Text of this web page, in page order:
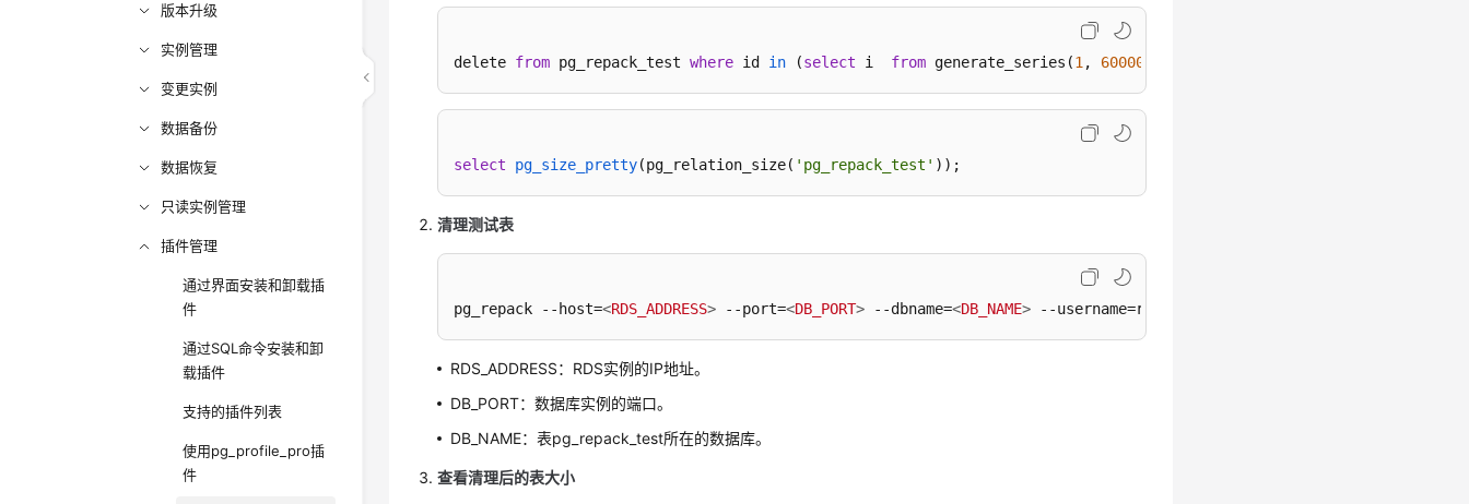
版本升级
实例管理
变更实例
数据备份
数据恢复
只读实例管理
插件管理
通过界面安装和卸载插
件
通过SQL命令安装和卸
载插件
支持的插件列表
使用pg_profile_pro插
件
delete from pg_repack_test where id in (select i from generate_series(1 , 600000
select pg_size_pretty(pg_relation_size( 'pg_repack_test' )) ;
清理测试表
pg_repack --host=<RDS_ADDRESS> --port=<DB_PORT> --dbname=<DB_NAME> --username=root --no-superuser-check --no-kill-
RDS_ADDRESS：RDS实例的IP地址。
DB_PORT：数据库实例的端口。
DB_NAME：表pg_repack_test所在的数据库。
查看清理后的表大小